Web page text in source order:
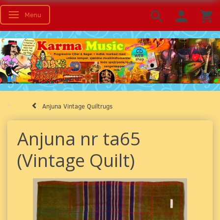
Toggle navigation
Menu
Anjuna Vintage Quiltrugs
Anjuna nr ta65
(Vintage Quilt)